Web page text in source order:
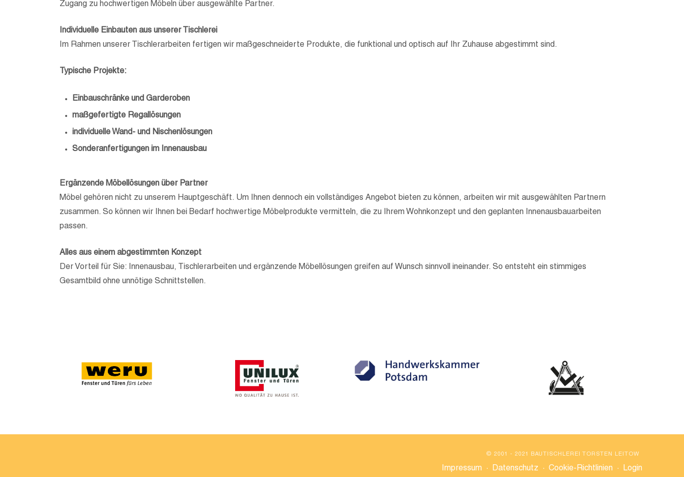
Zugang zu hochwertigen Möbeln über ausgewählte Partner.
Individuelle Einbauten aus unserer Tischlerei
Im Rahmen unserer Tischlerarbeiten fertigen wir maßgeschneiderte Produkte, die funktional und optisch auf Ihr Zuhause abgestimmt sind.
Typische Projekte:
Einbauschränke und Garderoben
maßgefertigte Regallösungen
individuelle Wand- und Nischenlösungen
Sonderanfertigungen im Innenausbau
Ergänzende Möbellösungen über Partner
Möbel gehören nicht zu unserem Hauptgeschäft. Um Ihnen dennoch ein vollständiges Angebot bieten zu können, arbeiten wir mit ausgewählten Partnern
zusammen. So können wir Ihnen bei Bedarf hochwertige Möbelprodukte vermitteln, die zu Ihrem Wohnkonzept und den geplanten Innenausbauarbeiten
passen.
Alles aus einem abgestimmten Konzept
Der Vorteil für Sie: Innenausbau, Tischlerarbeiten und ergänzende Möbellösungen greifen auf Wunsch sinnvoll ineinander. So entsteht ein stimmiges
Gesamtbild ohne unnötige Schnittstellen.
© 2001 - 2021 BAUTISCHLEREI TORSTEN LEITOW
Impressum · Datenschutz · Cookie-Richtlinien · Login